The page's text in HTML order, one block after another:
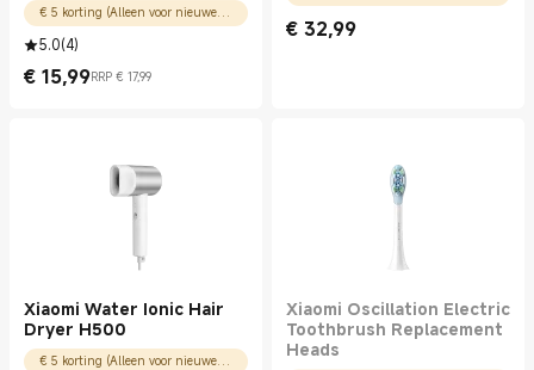
€ 5 korting (Alleen voor nieuwe gebruikers)
5.0(4)
€ 15,99
Current Price € 15.99
RRP € 17,99
Marktprijs € 17,99
€ 32,99
Current Price € 32.99
Xiaomi Water Ionic Hair
Dryer H500
€ 5 korting (Alleen voor nieuwe gebruikers)
Xiaomi Oscillation Electric
Toothbrush Replacement
Heads